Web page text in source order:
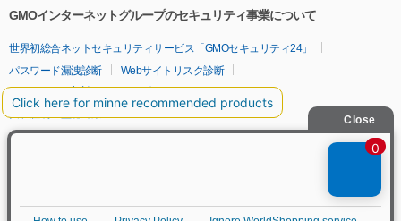
GMOインターネットグループのセキュリティ事業について
世界初総合ネットセキュリティサービス「GMOセキュリティ24」
パスワード漏洩診断
Webサイトリスク診断
セキュリティ相談AIチャットボット
実在証明・盗聴対策
サイバー攻撃対策（GMOサイバーセキュリティ byイエラエ）